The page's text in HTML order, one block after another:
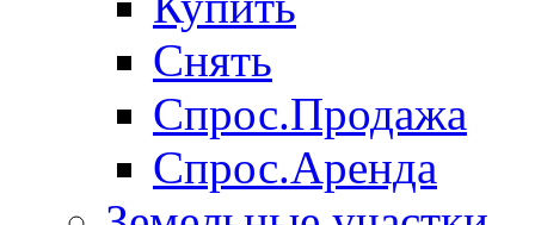
Снять
Спрос.Продажа
Спрос.Аренда